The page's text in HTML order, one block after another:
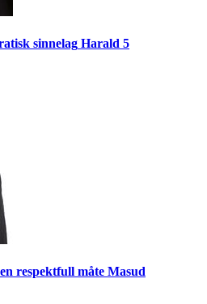
sinnelag Harald 5
respektfull måte Masud